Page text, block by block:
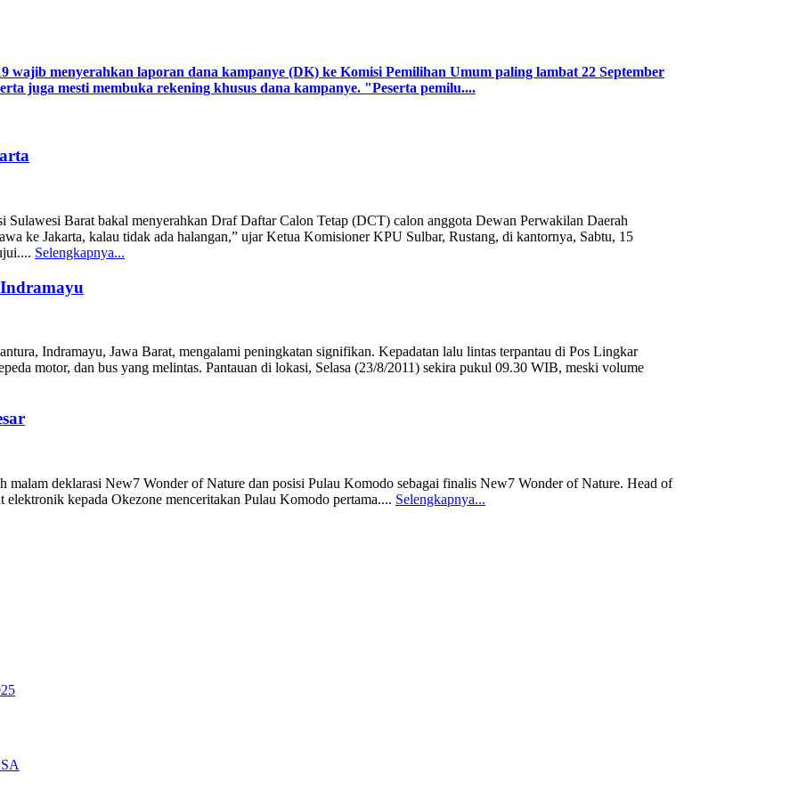
wajib menyerahkan laporan dana kampanye (DK) ke Komisi Pemilihan Umum paling lambat 22 September
juga mesti membuka rekening khusus dana kampanye. "Peserta pemilu....
Barat bakal menyerahkan Draf Daftar Calon Tetap (DCT) calon anggota Dewan Perwakilan Daerah
ke Jakarta, kalau tidak ada halangan,” ujar Ketua Komisioner KPU Sulbar, Rustang, di kantornya, Sabtu, 15
Selengkapnya...
Indramayu, Jawa Barat, mengalami peningkatan signifikan. Kepadatan lalu lintas terpantau di Pos Lingkar
motor, dan bus yang melintas. Pantauan di lokasi, Selasa (23/8/2011) sekira pukul 09.30 WIB, meski volume
deklarasi New7 Wonder of Nature dan posisi Pulau Komodo sebagai finalis New7 Wonder of Nature. Head of
kepada Okezone menceritakan Pulau Komodo pertama.... Selengkapnya...